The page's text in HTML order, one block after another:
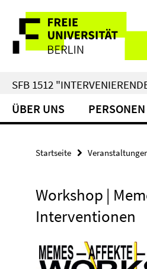
direkt
Inhalt
Service-
Navigation
SFB 1512
ÜBER UNS PERSONEN
Startseite
Workshop |
Interventionen